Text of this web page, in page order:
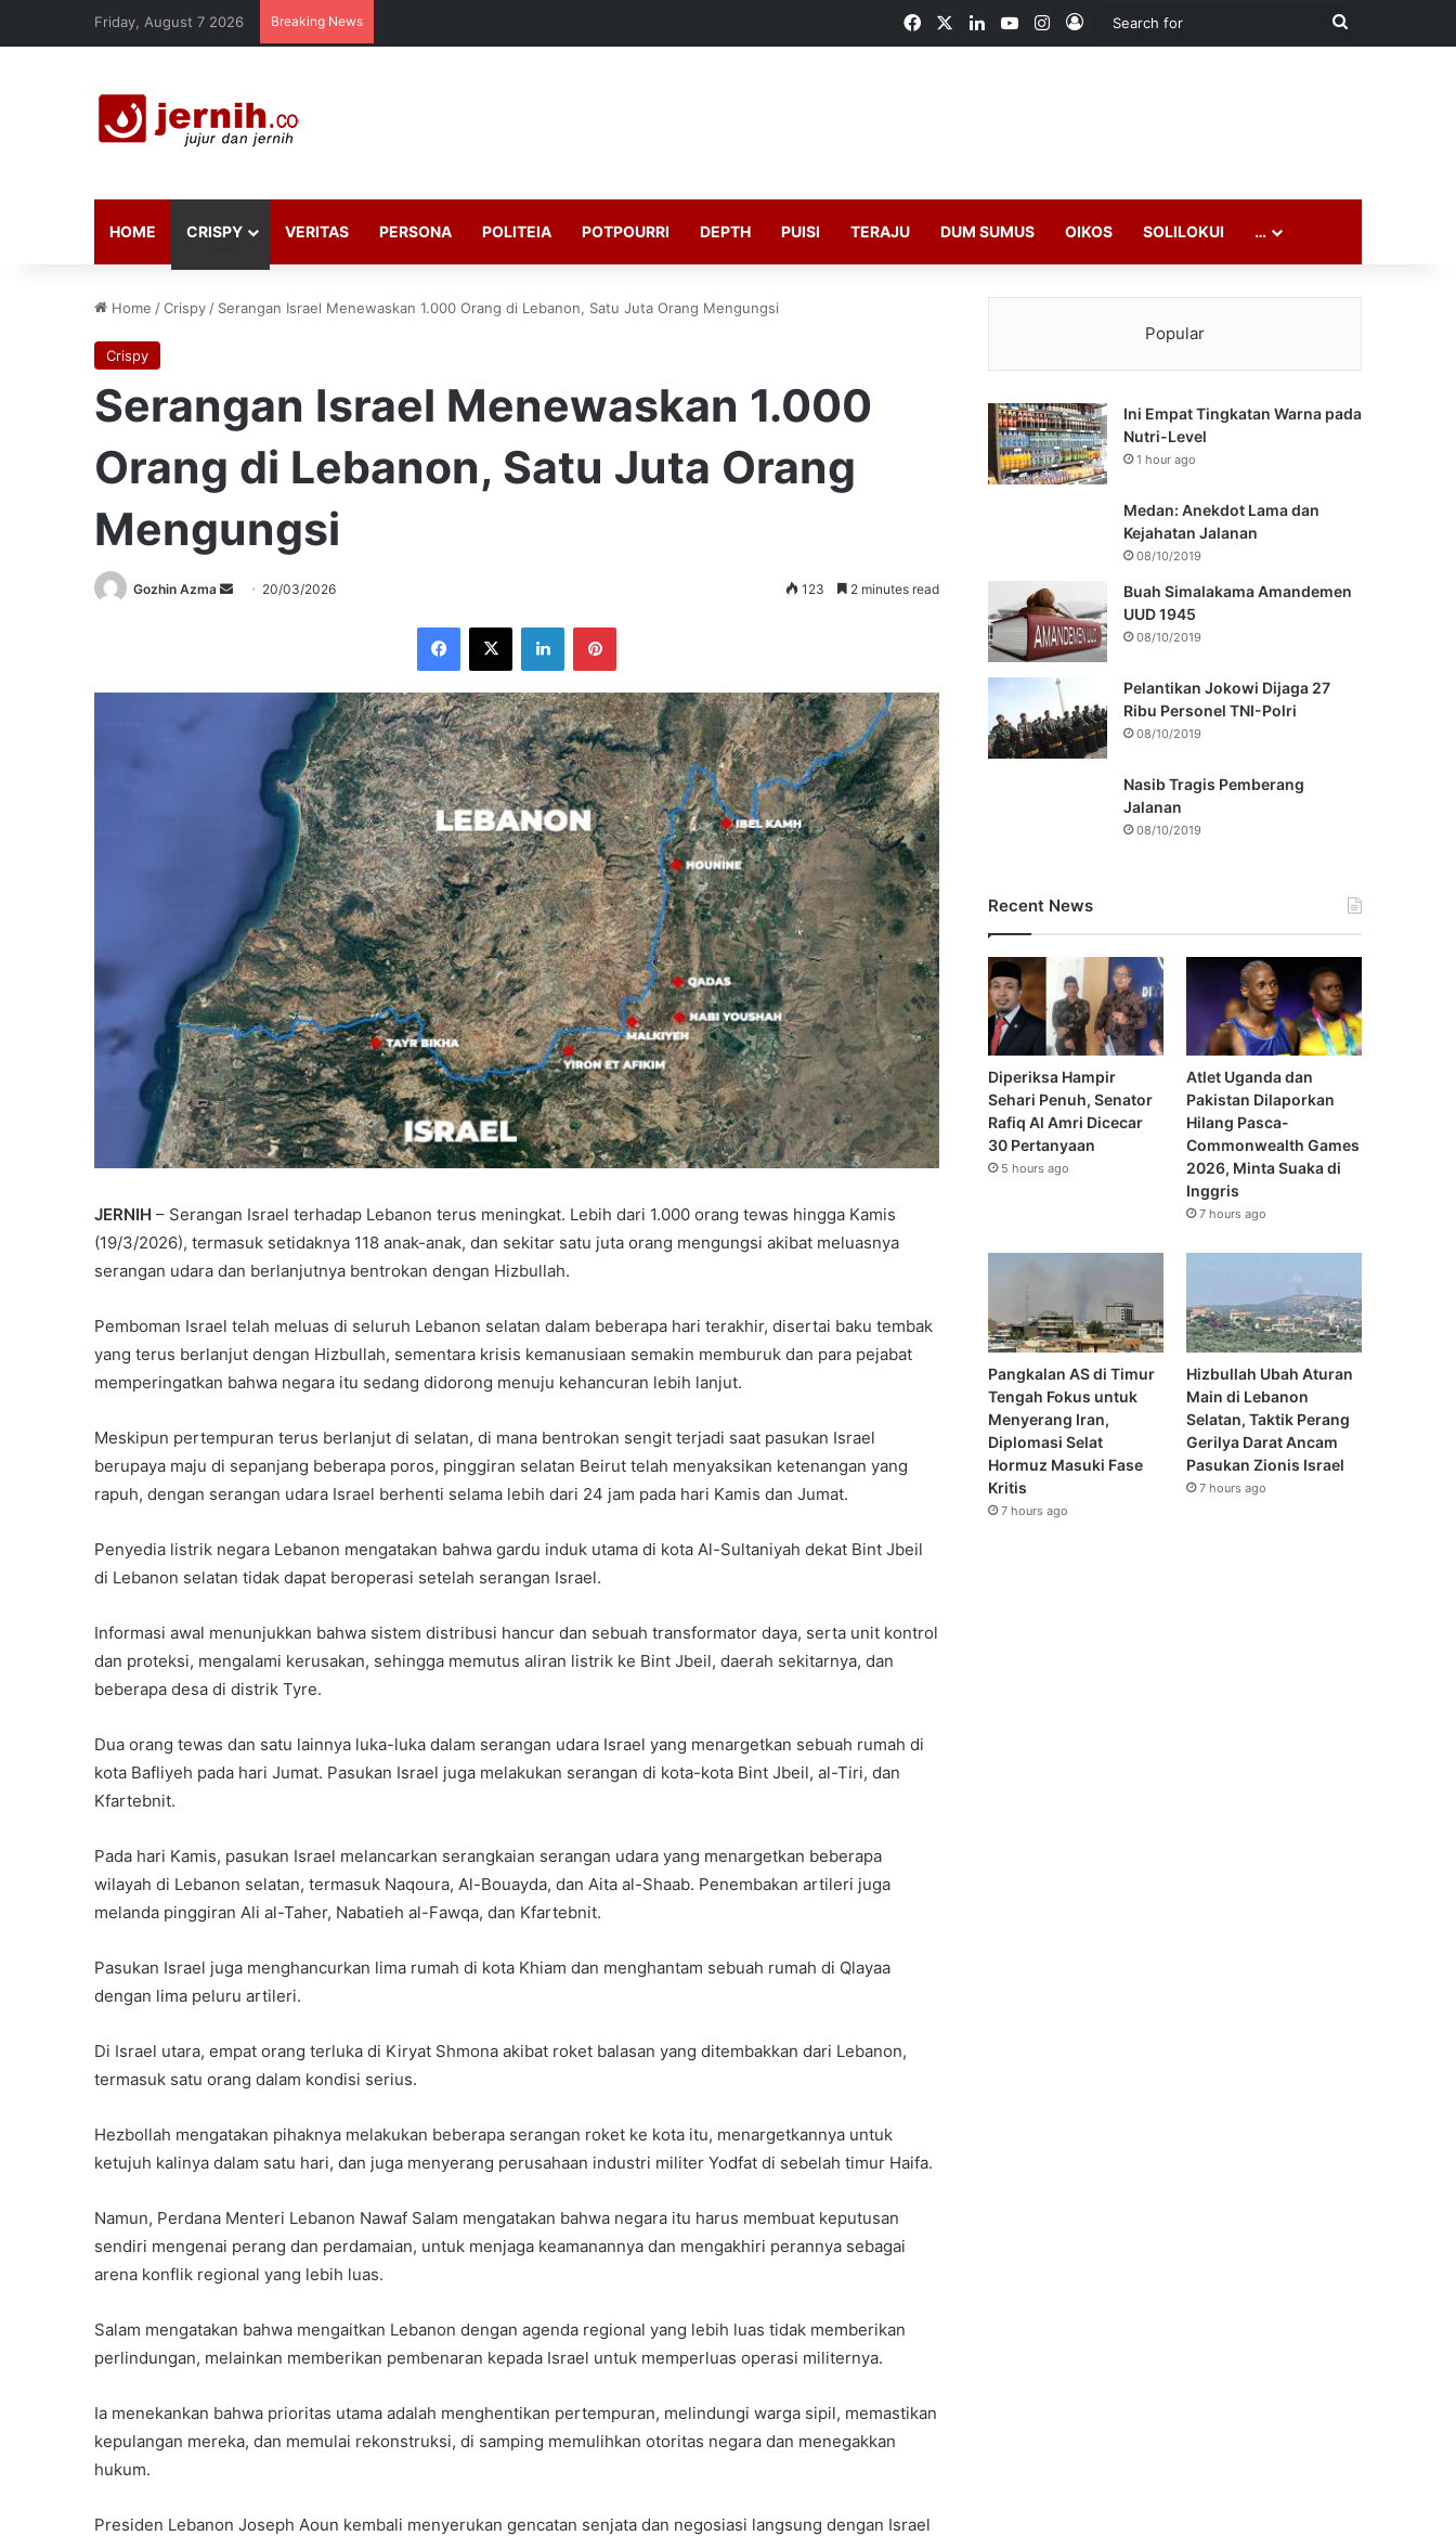
Friday, August 7 2026 Breaking News FacebookLinkedInYouTubeInstagram
Log In
Search
HOME CRISPY VERITAS PERSONA POLITEIA POTPOURRI DEPTH PUISI TERAJU DUM SUMUS OIKOS SOLILOKUI …
Home /Crispy / Serangan Israel Menewaskan 1.000 Orang di Lebanon, Satu Juta Orang Mengungsi
Crispy
Serangan Israel Menewaskan 1.000
Orang di Lebanon, Satu Juta Orang
Mengungsi
Gozhin Azma
Send 20/03/2026 123 2 minutes read
Facebook
X LinkedInPinterest
JERNIH – Serangan Israel terhadap Lebanon terus meningkat. Lebih dari 1.000 orang tewas hingga Kamis
(19/3/2026), termasuk setidaknya 118 anak-anak, dan sekitar satu juta orang mengungsi akibat meluasnya
serangan udara dan berlanjutnya bentrokan dengan Hizbullah.
Pemboman Israel telah meluas di seluruh Lebanon selatan dalam beberapa hari terakhir, disertai baku tembak
yang terus berlanjut dengan Hizbullah, sementara krisis kemanusiaan semakin memburuk dan para pejabat
memperingatkan bahwa negara itu sedang didorong menuju kehancuran lebih lanjut.
Meskipun pertempuran terus berlanjut di selatan, di mana bentrokan sengit terjadi saat pasukan Israel
berupaya maju di sepanjang beberapa poros, pinggiran selatan Beirut telah menyaksikan ketenangan yang
rapuh, dengan serangan udara Israel berhenti selama lebih dari 24 jam pada hari Kamis dan Jumat.
Penyedia listrik negara Lebanon mengatakan bahwa gardu induk utama di kota Al-Sultaniyah dekat Bint Jbeil
di Lebanon selatan tidak dapat beroperasi setelah serangan Israel.
Informasi awal menunjukkan bahwa sistem distribusi hancur dan sebuah transformator daya, serta unit kontrol
dan proteksi, mengalami kerusakan, sehingga memutus aliran listrik ke Bint Jbeil, daerah sekitarnya, dan
beberapa desa di distrik Tyre.
Dua orang tewas dan satu lainnya luka-luka dalam serangan udara Israel yang menargetkan sebuah rumah di
kota Bafliyeh pada hari Jumat. Pasukan Israel juga melakukan serangan di kota-kota Bint Jbeil, al-Tiri, dan
Kfartebnit.
Pada hari Kamis, pasukan Israel melancarkan serangkaian serangan udara yang menargetkan beberapa
wilayah di Lebanon selatan, termasuk Naqoura, Al-Bouayda, dan Aita al-Shaab. Penembakan artileri juga
melanda pinggiran Ali al-Taher, Nabatieh al-Fawqa, dan Kfartebnit.
Pasukan Israel juga menghancurkan lima rumah di kota Khiam dan menghantam sebuah rumah di Qlayaa
dengan lima peluru artileri.
Di Israel utara, empat orang terluka di Kiryat Shmona akibat roket balasan yang ditembakkan dari Lebanon,
termasuk satu orang dalam kondisi serius.
Hezbollah mengatakan pihaknya melakukan beberapa serangan roket ke kota itu, menargetkannya untuk
ketujuh kalinya dalam satu hari, dan juga menyerang perusahaan industri militer Yodfat di sebelah timur Haifa.
Namun, Perdana Menteri Lebanon Nawaf Salam mengatakan bahwa negara itu harus membuat keputusan
sendiri mengenai perang dan perdamaian, untuk menjaga keamanannya dan mengakhiri perannya sebagai
arena konflik regional yang lebih luas.
Salam mengatakan bahwa mengaitkan Lebanon dengan agenda regional yang lebih luas tidak memberikan
perlindungan, melainkan memberikan pembenaran kepada Israel untuk memperluas operasi militernya.
Ia menekankan bahwa prioritas utama adalah menghentikan pertempuran, melindungi warga sipil, memastikan
kepulangan mereka, dan memulai rekonstruksi, di samping memulihkan otoritas negara dan menegakkan
hukum.
Presiden Lebanon Joseph Aoun kembali menyerukan gencatan senjata dan negosiasi langsung dengan Israel
Popular
Ini Empat Tingkatan Warna pada
Nutri-Level
1 hour ago
Medan: Anekdot Lama dan
Kejahatan Jalanan
08/10/2019
Buah Simalakama Amandemen
UUD 1945
08/10/2019
Pelantikan Jokowi Dijaga 27
Ribu Personel TNI-Polri
08/10/2019
Nasib Tragis Pemberang
Jalanan
08/10/2019
Recent News
Diperiksa Hampir
Sehari Penuh, Senator
Rafiq Al Amri Dicecar
30 Pertanyaan
5 hours ago
Atlet Uganda dan
Pakistan Dilaporkan
Hilang Pasca-
Commonwealth Games
2026, Minta Suaka di
Inggris
7 hours ago
Pangkalan AS di Timur
Tengah Fokus untuk
Menyerang Iran,
Diplomasi Selat
Hormuz Masuki Fase
Kritis
7 hours ago
Hizbullah Ubah Aturan
Main di Lebanon
Selatan, Taktik Perang
Gerilya Darat Ancam
Pasukan Zionis Israel
7 hours ago